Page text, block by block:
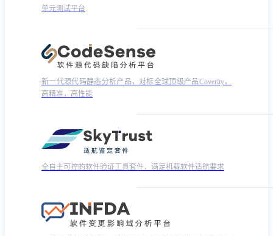
单元测试平台
新一代源代码静态分析产品，对标全球顶级产品Coverity，
高精准，高性能
全自主可控的软件验证工具套件，满足机载软件适航要求